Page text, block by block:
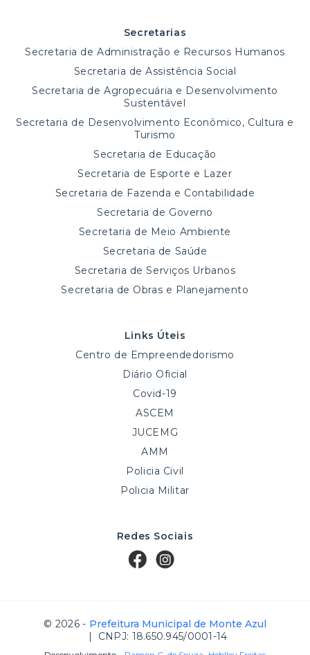
Secretarias
Secretaria de Administração e Recursos Humanos
Secretaria de Assistência Social
Secretaria de Agropecuária e Desenvolvimento
Sustentável
Secretaria de Desenvolvimento Econômico, Cultura e
Turismo
Secretaria de Educação
Secretaria de Esporte e Lazer
Secretaria de Fazenda e Contabilidade
Secretaria de Governo
Secretaria de Meio Ambiente
Secretaria de Saúde
Secretaria de Serviços Urbanos
Secretaria de Obras e Planejamento
Links Úteis
Centro de Empreendedorismo
Diário Oficial
Covid-19
ASCEM
JUCEMG
AMM
Policia Civil
Policia Militar
Redes Sociais
© 2026 - Prefeitura Municipal de Monte Azul
| CNPJ: 18.650.945/0001-14